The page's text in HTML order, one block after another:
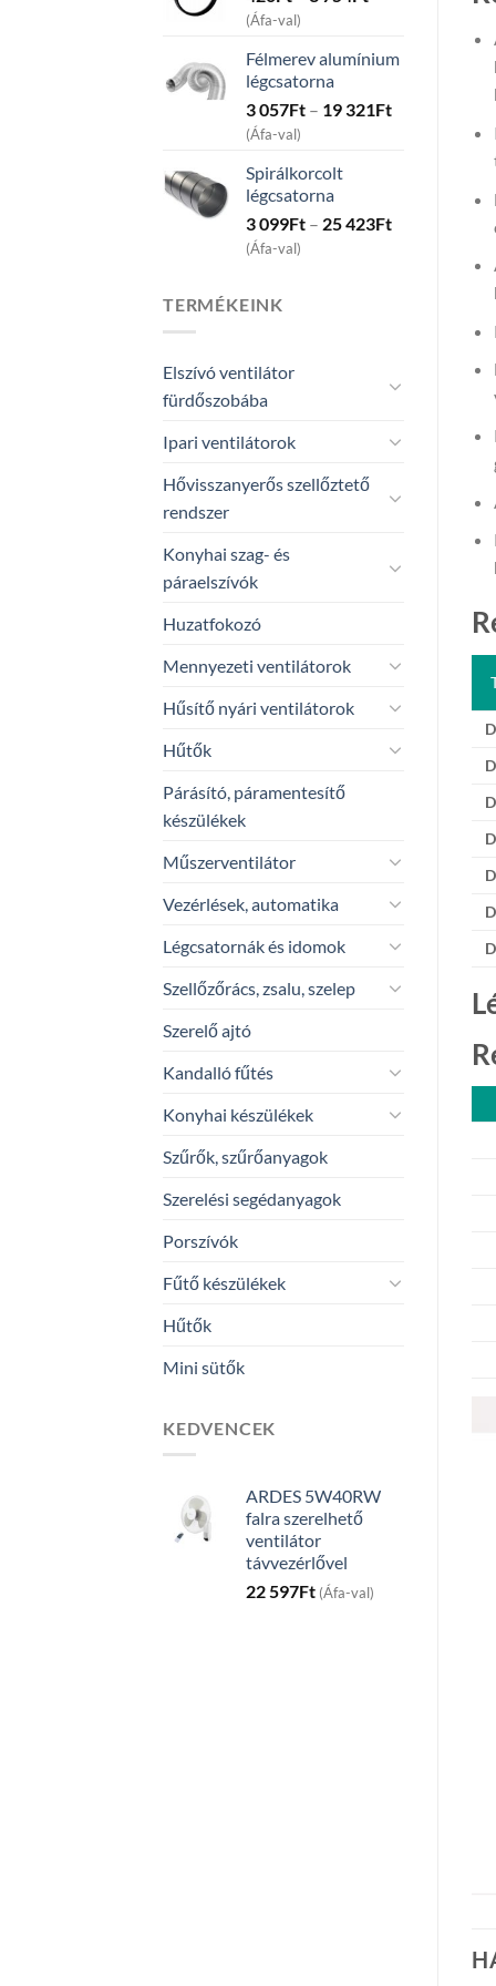
through
754Ft
(Áfa-val)
Félmerev alumínium
légcsatorna
3 057Ft – 19 321FtPrice
19
(Áfa-val)
Spirálkorcolt
légcsatorna
3 099Ft – 25 423FtPrice
(Áfa-val)
TERMÉKEINK
Elszívó ventilátor
fürdőszobába
Ipari ventilátorok
Hővisszanyerős szellőztető
rendszer
Konyhai szag- és
páraelszívók
Huzatfokozó
Mennyezeti ventilátorok
Hűsítő nyári ventilátorok
Hűtők
Párásító, páramentesítő
készülékek
Műszerventilátor
Vezérlések, automatika
Légcsatornák és idomok
Szellőzőrács, zsalu, szelep
Szerelő ajtó
Kandalló fűtés
Konyhai készülékek
Szűrők, szűrőanyagok
Szerelési segédanyagok
Porszívók
Fűtő készülékek
Hűtők
Mini sütők
KEDVENCEK
ARDES 5W40RW
falra szerelhető
ventilátor
távvezérlővel
22 597Ft (Áfa-val)